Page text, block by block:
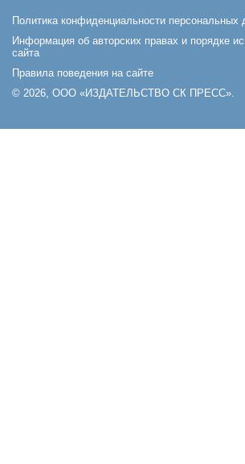
Политика конфиденциальности персональных
Информация об авторских правах и порядке
сайта
Правила поведения на сайте
© 2026, ООО «ИЗДАТЕЛЬСТВО СК ПРЕСС».